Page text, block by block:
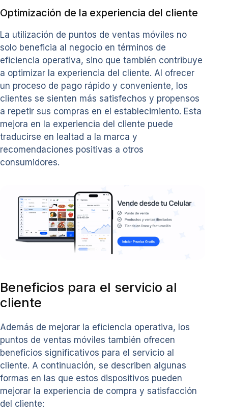
Optimización de la experiencia del cliente
La utilización de puntos de ventas móviles no
solo beneficia al negocio en términos de
eficiencia operativa, sino que también contribuye
a optimizar la experiencia del cliente. Al ofrecer
un proceso de pago rápido y conveniente, los
clientes se sienten más satisfechos y propensos
a repetir sus compras en el establecimiento. Esta
mejora en la experiencia del cliente puede
traducirse en lealtad a la marca y
recomendaciones positivas a otros
consumidores.
Beneficios para el servicio al
cliente
Además de mejorar la eficiencia operativa, los
puntos de ventas móviles también ofrecen
beneficios significativos para el servicio al
cliente. A continuación, se describen algunas
formas en las que estos dispositivos pueden
mejorar la experiencia de compra y satisfacción
del cliente: